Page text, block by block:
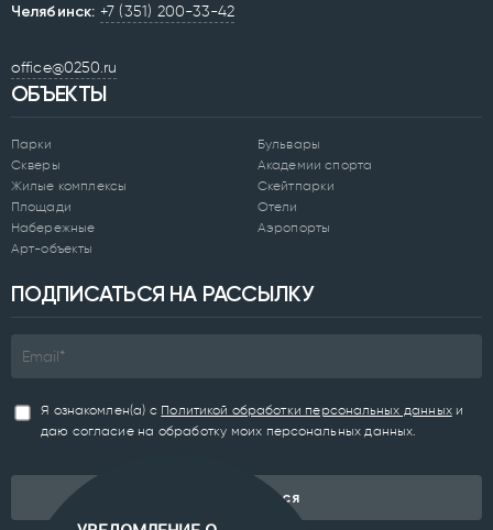
Челябинск: +7 (351) 200-33-42
office@0250.ru
ОБЪЕКТЫ
Парки
Скверы
Жилые комплексы
Площади
Набережные
Арт-объекты
Бульвары
Академии спорта
Скейтпарки
Отели
Аэропорты
ПОДПИСАТЬСЯ НА РАССЫЛКУ
Я ознакомлен(а) с Политикой обработки персональных данныхи
даю согласие на обработку моих персональных данных.
Подписаться